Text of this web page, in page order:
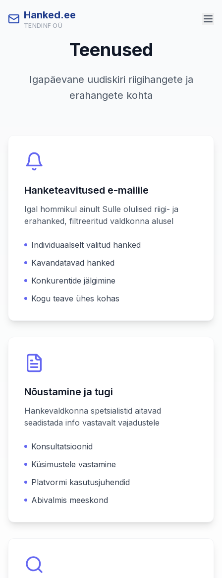
Hanked.ee
TENDINF OÜ
Teenused
Igapäevane uudiskiri riigihangete ja
erahangete kohta
Hanketeavitused e-mailile
Igal hommikul ainult Sulle olulised riigi- ja
erahanked, filtreeritud valdkonna alusel
Individuaalselt valitud hanked
Kavandatavad hanked
Konkurentide jälgimine
Kogu teave ühes kohas
Nõustamine ja tugi
Hankevaldkonna spetsialistid aitavad
seadistada info vastavalt vajadustele
Konsultatsioonid
Küsimustele vastamine
Platvormi kasutusjuhendid
Abivalmis meeskond